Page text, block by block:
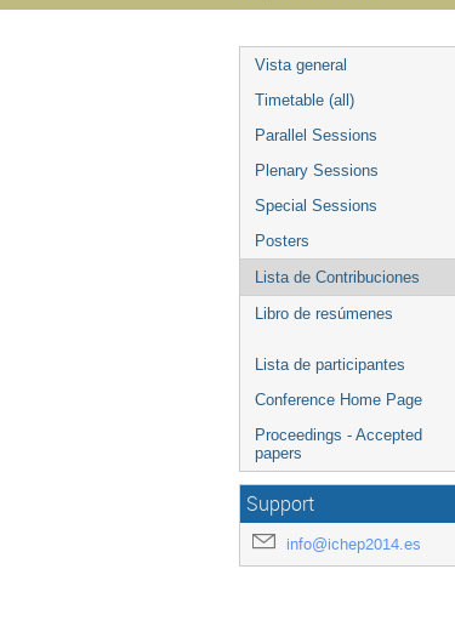
Vista general
Timetable (all)
Parallel Sessions
Plenary Sessions
Special Sessions
Posters
Lista de Contribuciones
Libro de resúmenes
Lista de participantes
Conference Home Page
Proceedings - Accepted
papers
Support
info@ichep2014.es